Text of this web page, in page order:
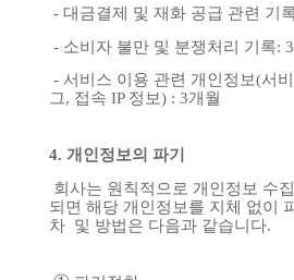
- 대금결제 및 재화 공급 관련 기
- 소비자 불만 및 분쟁처리 기록: 3
- 서비스 이용 관련 개인정보(서
그, 접속 IP 정보) : 3개월
4. 개인정보의 파기
회사는 원칙적으로 개인정보 수집
되면 해당 개인정보를 지체 없이
차 및 방법은 다음과 같습니다.